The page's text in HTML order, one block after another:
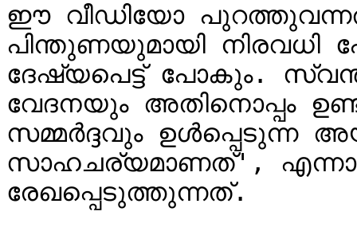
ഈ വീഡിയോ
പിന്തുണയുമായി
ദേഷ്യപെട്ട് പോകും.
വേദനയും അതിനൊപ്പം
സമ്മർദ്ദവും ഉൾപ്പെടുന്ന
സാഹചര്യമാണത്',
രേഖപ്പെടുത്തുന്നത്.